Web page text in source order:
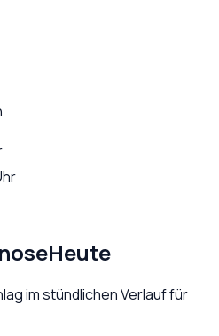
Heute
im stündlichen Verlauf für